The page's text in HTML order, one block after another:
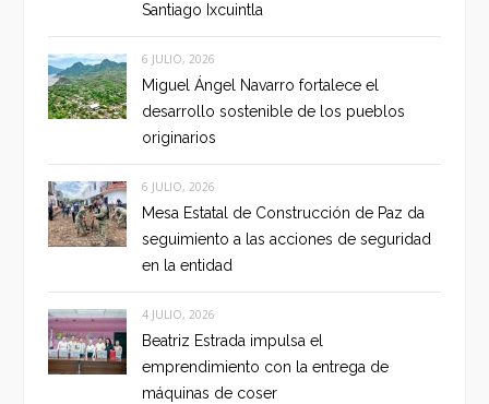
Santiago Ixcuintla
6 JULIO, 2026
Miguel Ángel Navarro fortalece el
desarrollo sostenible de los pueblos
originarios
6 JULIO, 2026
Mesa Estatal de Construcción de Paz da
seguimiento a las acciones de seguridad
en la entidad
4 JULIO, 2026
Beatriz Estrada impulsa el
emprendimiento con la entrega de
máquinas de coser